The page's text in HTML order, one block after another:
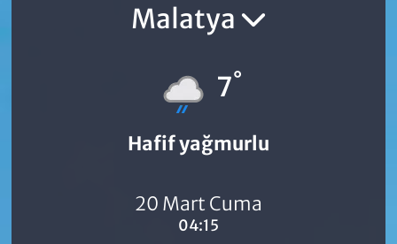
Malatya
7°
Hafif yağmurlu
20 Mart Cuma
04:15